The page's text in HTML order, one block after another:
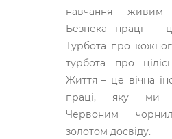
навчання живим
Безпека праці –
Турбота про
турбота про
Життя – це вічна
праці, яку ми
Червоним
золотом досвіду.